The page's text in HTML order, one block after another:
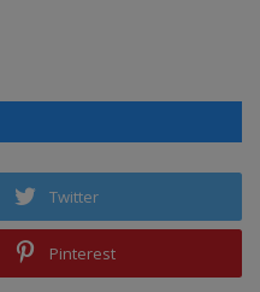
Twitter
Pinterest